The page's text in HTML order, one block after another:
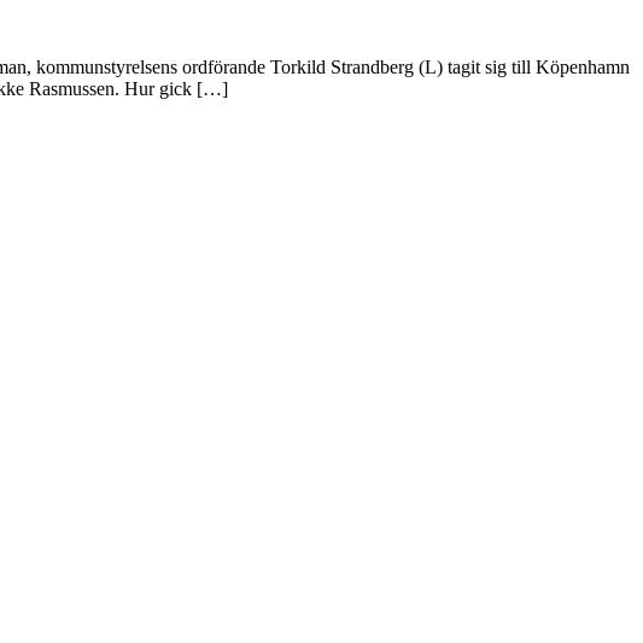
kommunstyrelsens ordförande Torkild Strandberg (L) tagit sig till Köpenhamn
Rasmussen. Hur gick […]